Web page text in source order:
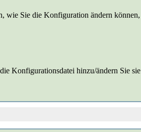
wie Sie die Konfiguration ändern können,
Konfigurationsdatei hinzu/ändern Sie sie